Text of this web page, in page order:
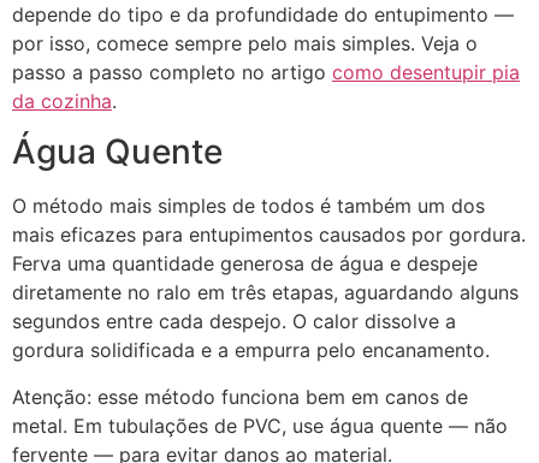
depende do tipo e da profundidade do entupimento —
por isso, comece sempre pelo mais simples. Veja o
passo a passo completo no artigo como desentupir pia
da cozinha.
Água Quente
O método mais simples de todos é também um dos
mais eficazes para entupimentos causados por gordura.
Ferva uma quantidade generosa de água e despeje
diretamente no ralo em três etapas, aguardando alguns
segundos entre cada despejo. O calor dissolve a
gordura solidificada e a empurra pelo encanamento.
Atenção: esse método funciona bem em canos de
metal. Em tubulações de PVC, use água quente — não
fervente — para evitar danos ao material.